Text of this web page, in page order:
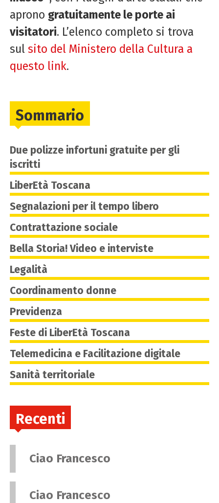
aprono gratuitamente le porte ai
visitatori. L’elenco completo si trova
sul sito del Ministero della Cultura a
questo link.
Sommario
Due polizze infortuni gratuite per gli
iscritti
LiberEtà Toscana
Segnalazioni per il tempo libero
Contrattazione sociale
Bella Storia! Video e interviste
Legalità
Coordinamento donne
Previdenza
Feste di LiberEtà Toscana
Telemedicina e Facilitazione digitale
Sanità territoriale
Recenti
Ciao Francesco
Ciao Francesco